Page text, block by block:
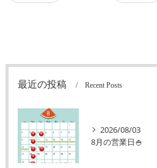
最近の投稿 Recent Posts
2026/08/03
8月の営業日🍚